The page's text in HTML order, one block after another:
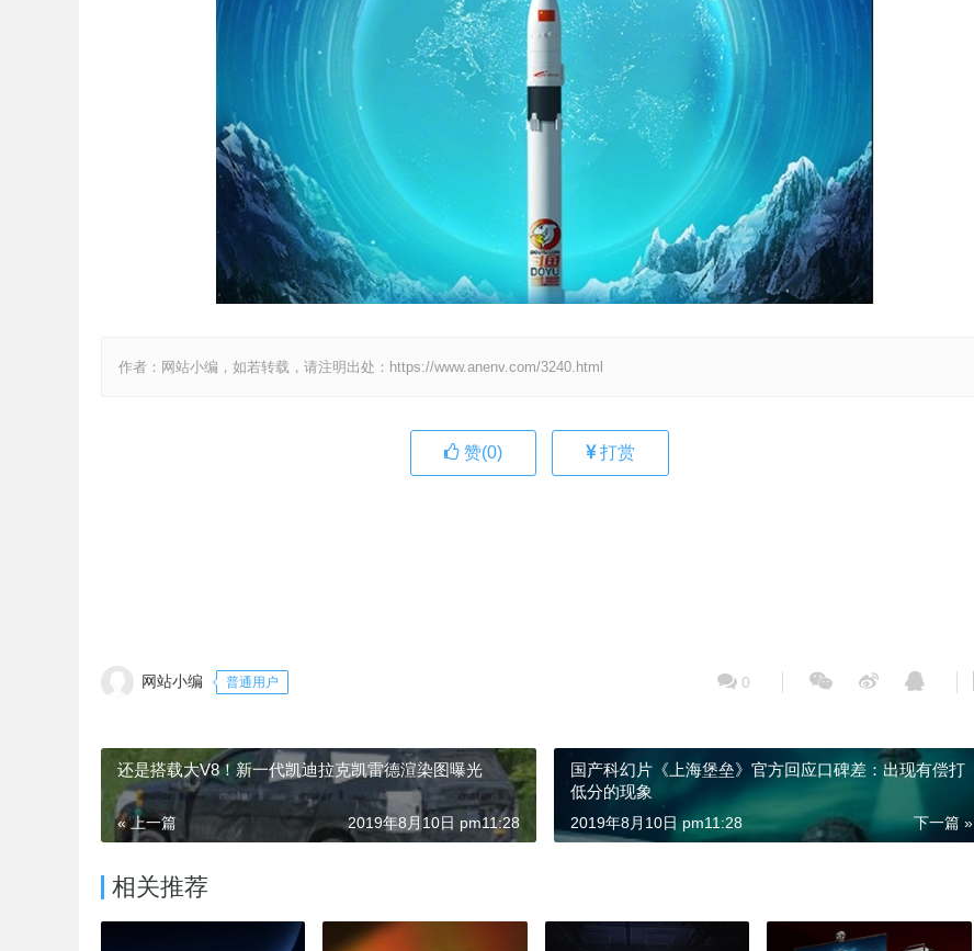
作者：网站小编，如若转载，请注明出处：https://www.anenv.com/3240.html
赞(0) 打赏
网站小编 普通用户 0
还是搭载大V8！新一代凯迪拉克凯雷德渲染图曝光
« 上一篇 2019年8月10日 pm11:28
国产科幻片《上海堡垒》官方回应口碑差：出现有偿打
低分的现象
下一篇 »
2019年8月10日 pm11:28
相关推荐